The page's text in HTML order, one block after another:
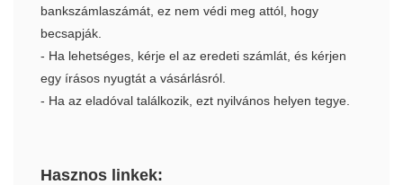
bankszámlaszámát, ez nem védi meg attól, hogy
becsapják.
- Ha lehetséges, kérje el az eredeti számlát, és kérjen
egy írásos nyugtát a vásárlásról.
- Ha az eladóval találkozik, ezt nyilvános helyen tegye.
Hasznos linkek: